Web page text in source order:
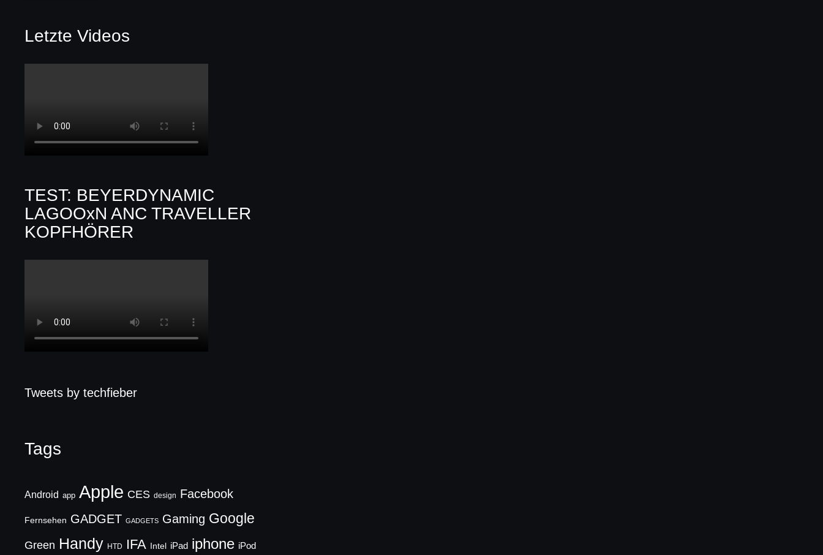
Letzte Videos
TEST: BEYERDYNAMIC
LAGOOxN ANC TRAVELLER
KOPFHÖRER
Tweets by techfieber
Tags
Android app Apple CES design Facebook
Fernsehen GADGET GADGETS Gaming Google
Green Handy HTD IFA Intel iPad iphone iPod